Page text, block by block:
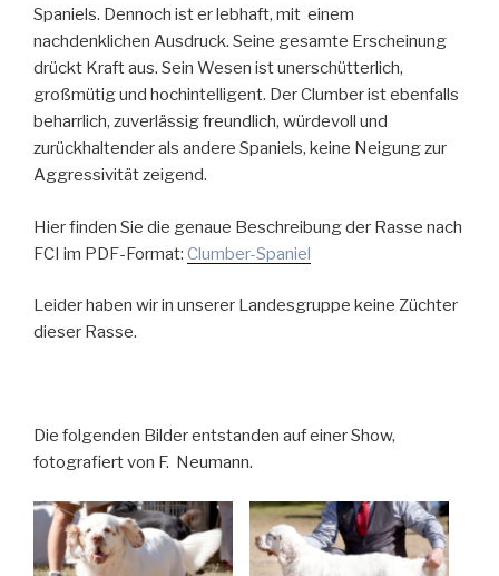
Spaniels. Dennoch ist er lebhaft, mit einem
nachdenklichen Ausdruck. Seine gesamte Erscheinung
drückt Kraft aus. Sein Wesen ist unerschütterlich,
großmütig und hochintelligent. Der Clumber ist ebenfalls
beharrlich, zuverlässig freundlich, würdevoll und
zurückhaltender als andere Spaniels, keine Neigung zur
Aggressivität zeigend.
Hier finden Sie die genaue Beschreibung der Rasse nach
FCI im PDF-Format: Clumber-Spaniel
Leider haben wir in unserer Landesgruppe keine Züchter
dieser Rasse.
Die folgenden Bilder entstanden auf einer Show,
fotografiert von F. Neumann.